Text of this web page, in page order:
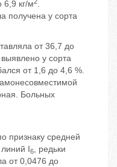
6,9 кг/м .
получена у сорта
от 36,7 до
у сорта
от 1,6 до 4,6 %.
Больных
признаку средней
I6, редьки
от 0,0476 до